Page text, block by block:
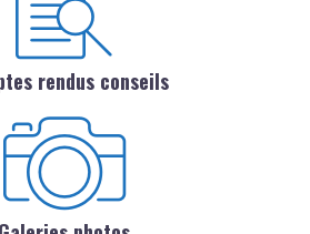
rendus conseils